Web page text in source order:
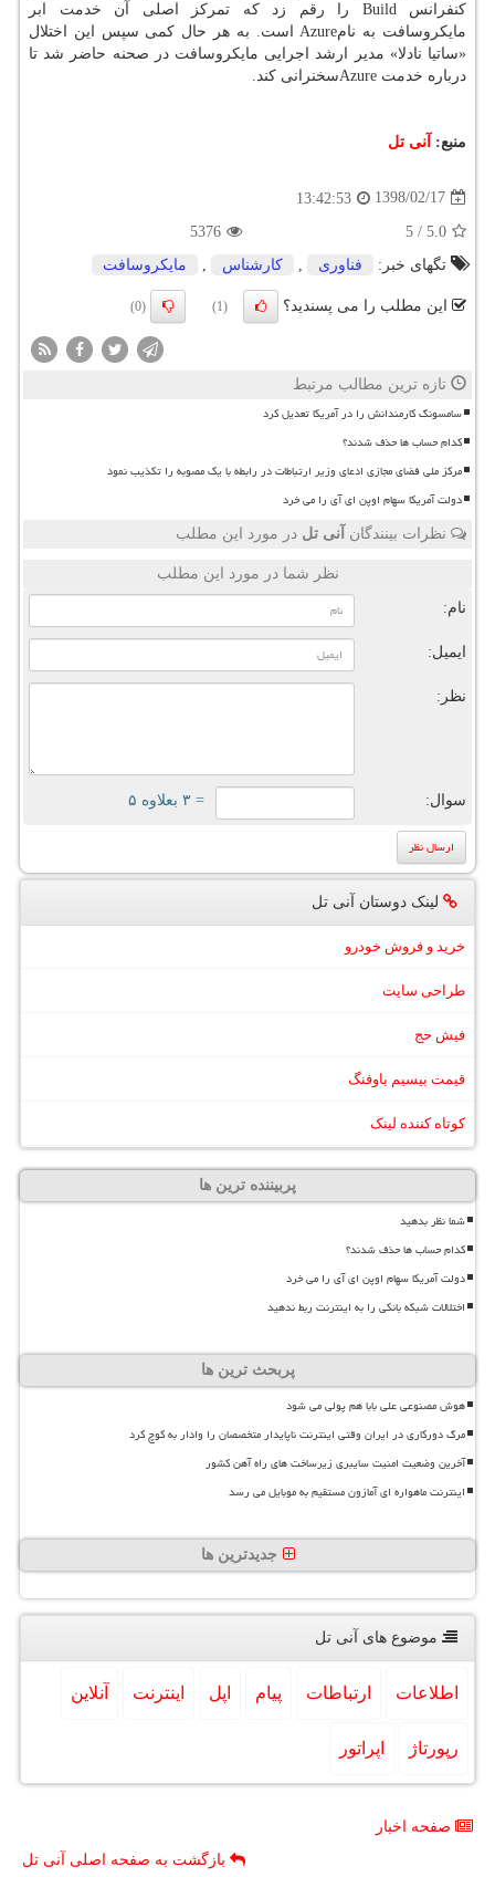
كنفرانس Build را رقم زد كه تمركز اصلی آن خدمت ابر
مایكروسافت به نامAzure است. به هر حال كمی سپس این اختلال
«ساتیا نادلا» مدیر ارشد اجرایی مایكروسافت در صحنه حاضر شد تا
درباره خدمت Azureسخنرانی كند.
منبع: آنی تل
1398/02/17
13:42:53
5.0
/
5
5376
تگهای خبر:
فناوری , كارشناس , مایكروسافت
این مطلب را می پسندید؟ (1)
(0)
تازه ترین مطالب مرتبط
سامسونگ کارمندانش را در آمریکا تعدیل کرد
کدام حساب ها حذف شدند؟
مرکز ملی فضای مجازی ادعای وزیر ارتباطات در رابطه با یک مصوبه را تکذیب نمود
دولت آمریکا سهام اوپن ای آی را می خرد
نظرات بینندگان آنی تل در مورد این مطلب
نظر شما در مورد این مطلب
نام:
ایمیل:
نظر:
سوال: = ۳ بعلاوه ۵
لینک دوستان آنی تل
خرید و فروش خودرو
طراحی سایت
فیش حج
قیمت بیسیم باوفنگ
کوتاه کننده لینک
پربیننده ترین ها
شما نظر بدهید
کدام حساب ها حذف شدند؟
دولت آمریکا سهام اوپن ای آی را می خرد
اختلالات شبکه بانکی را به اینترنت ربط ندهید
پربحث ترین ها
هوش مصنوعی علی بابا هم پولی می شود
مرگ دورکاری در ایران وقتی اینترنت ناپایدار متخصصان را وادار به کوچ کرد
آخرین وضعیت امنیت سایبری زیرساخت های راه آهن کشور
اینترنت ماهواره ای آمازون مستقیم به موبایل می رسد
جدیدترین ها
موضوع های آنی تل
اطلاعات ارتباطات پیام اپل اینترنت آنلاین
رپورتاژ اپراتور
صفحه اخبار
بازگشت به صفحه اصلی آنی تل